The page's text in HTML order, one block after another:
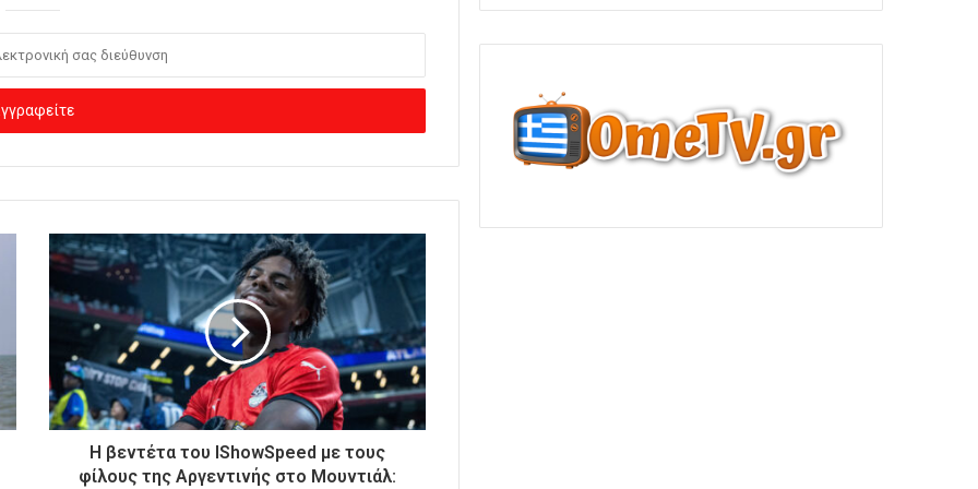
Η βεντέτα του IShowSpeed με τους
φίλους της Αργεντινής στο Μουντιάλ: